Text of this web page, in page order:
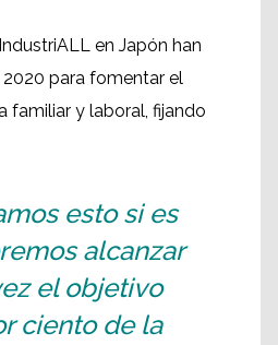
en Japón han
para fomentar el
familiar y laboral, fijando
esto si es
alcanzar
el objetivo
ciento de la